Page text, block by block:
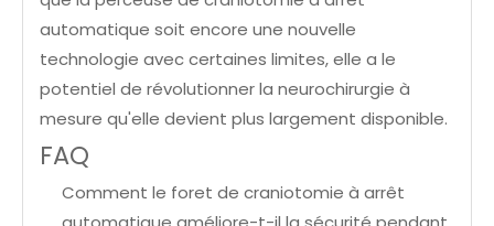
automatique soit encore une nouvelle
technologie avec certaines limites, elle a le
potentiel de révolutionner la neurochirurgie à
mesure qu'elle devient plus largement disponible.
FAQ
Comment le foret de craniotomie à arrêt